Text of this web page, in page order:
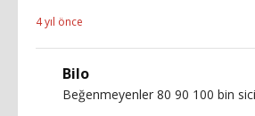
4 yıl önce
Bilo
Beğenmeyenler 80 90 100 bin